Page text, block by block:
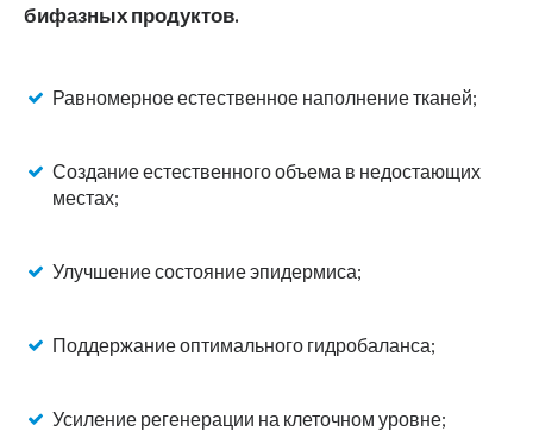
бифазных продуктов.
Равномерное естественное наполнение тканей;
Создание естественного объема в недостающих
местах;
Улучшение состояние эпидермиса;
Поддержание оптимального гидробаланса;
Усиление регенерации на клеточном уровне;